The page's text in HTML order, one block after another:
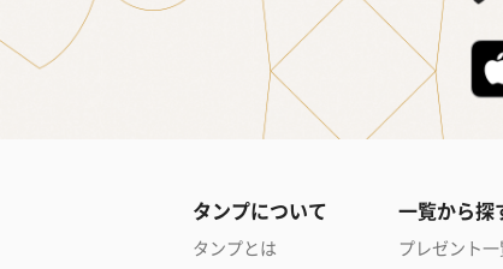
タンプについて
タンプとは
一覧から探
プレゼント一